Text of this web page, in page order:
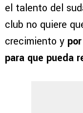
el talento del
club no quiere
crecimiento y
para que pueda